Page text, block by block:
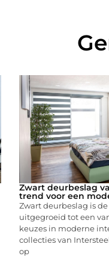
Zwart deurbeslag
trend voor een
Zwart deurbeslag is
uitgegroeid tot een
keuzes in moderne
collecties van
op